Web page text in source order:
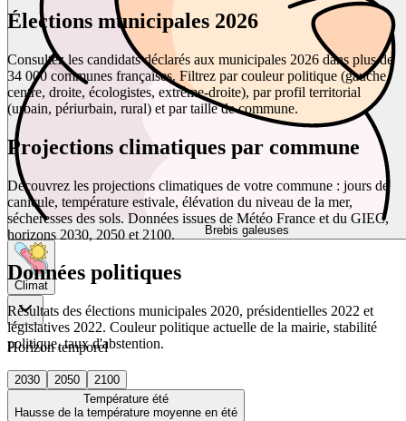
Brebis galeuses
Climat
Horizon temporel
2030 2050
2100
Température été
Hausse de la température moyenne en été
Élections municipales 2026
Consultez les candidats déclarés aux municipales 2026 dans plus de
34 000 communes françaises. Filtrez par couleur politique (gauche,
centre, droite, écologistes, extrême-droite), par profil territorial
(urbain, périurbain, rural) et par taille de commune.
Projections climatiques par commune
Découvrez les projections climatiques de votre commune : jours de
canicule, température estivale, élévation du niveau de la mer,
sécheresses des sols. Données issues de Météo France et du GIEC,
horizons 2030, 2050 et 2100.
Données politiques
Résultats des élections municipales 2020, présidentielles 2022 et
législatives 2022. Couleur politique actuelle de la mairie, stabilité
politique, taux d'abstention.